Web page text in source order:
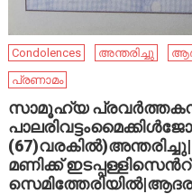
Condolences അന്തരിച്ചു
പ്രണാമം
സാമൂഹ്യ
മണിക്ക്